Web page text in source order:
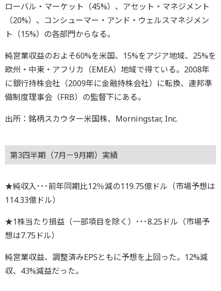
ローバル・マーケット（45%）、アセット・マネジメント
（20%）、コンシューマー・アンド・ウェルスマネジメン
ト（15%）の各部門からなる。
純営業収益のおよそ60%を米国、15%をアジア地域、25%を
欧州・中東・アフリカ（EMEA）地域で得ている。2008年
に銀行持株会社（2009年に金融持株会社）に転換、連邦準
備制度理事会（FRB）の監督下にある。
出所：銘柄スカウター米国株、Morningstar, Inc.
第3四半期（7月－9月期）実績
★純収入･･･前年同期比12％減の119.75億ドル（市場予想は
114.33億ドル）
★1株当たり損益（一部項目を除く）･･･8.25ドル（市場予
想は7.75ドル）
純営業収益、調整済みEPSともに予想を上回った。12%減
収、43%減益だった。